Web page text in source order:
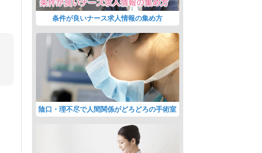
条件が良いナース求人情報の集め方
陰口・理不尽で人間関係がどろどろの手術室